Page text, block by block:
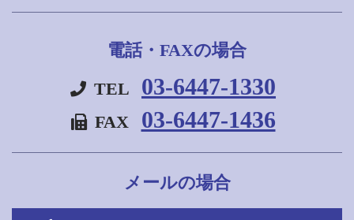
電話・FAXの場合
TEL
03-6447-1330
FAX 03-6447-1436
メールの場合